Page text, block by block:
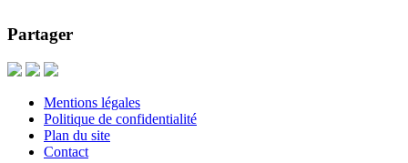
Partager
Mentions légales
Politique de confidentialité
Plan du site
Contact